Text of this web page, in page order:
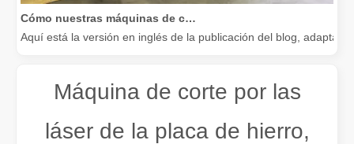
Aquí está la versión en inglés de la publicación del blog,
Máquina de corte por las
láser de la placa de hierro,